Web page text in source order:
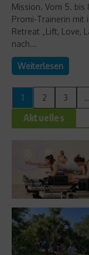
Mission. Vom 5.
Promi-Trainerin mit
Retreat „Lift, Love,
nach...
Weiterlesen
1 2 3
Aktuelles